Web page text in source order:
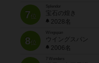
7位
宝石の煌き
2028名
8位
Wingspan
ウイングスパン
2006名
7 Wonders